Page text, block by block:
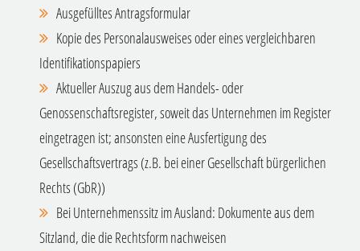
Ausgefülltes Antragsformular
Kopie des Personalausweises oder eines vergleichbaren
Identifikationspapiers
Aktueller Auszug aus dem Handels- oder
Genossenschaftsregister, soweit das Unternehmen im Register
eingetragen ist; ansonsten eine Ausfertigung des
Gesellschaftsvertrags (z.B. bei einer Gesellschaft bürgerlichen
Rechts (GbR))
Bei Unternehmenssitz im Ausland: Dokumente aus dem
Sitzland, die die Rechtsform nachweisen